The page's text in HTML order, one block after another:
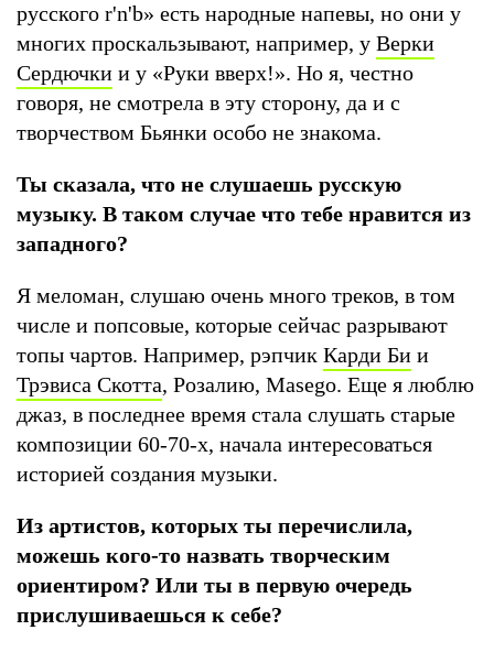
русского r'n'b» есть народные напевы, но они у
многих проскальзывают, например, у Верки
Сердючки и у «Руки вверх!». Но я, честно
говоря, не смотрела в эту сторону, да и с
творчеством Бьянки особо не знакома.
Ты сказала, что не слушаешь русскую
музыку. В таком случае что тебе нравится из
западного?
Я меломан, слушаю очень много треков, в том
числе и попсовые, которые сейчас разрывают
топы чартов. Например, рэпчик Карди Би и
Трэвиса Скотта, Розалию, Masego. Еще я люблю
джаз, в последнее время стала слушать старые
композиции 60-70-х, начала интересоваться
историей создания музыки.
Из артистов, которых ты перечислила,
можешь кого-то назвать творческим
ориентиром? Или ты в первую очередь
прислушиваешься к себе?